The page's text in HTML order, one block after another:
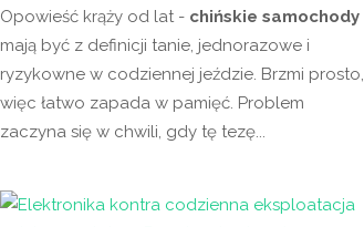
Opowieść krąży od lat - chińskie samochody
mają być z definicji tanie, jednorazowe i
ryzykowne w codziennej jeździe. Brzmi prosto,
więc łatwo zapada w pamięć. Problem
zaczyna się w chwili, gdy tę tezę...